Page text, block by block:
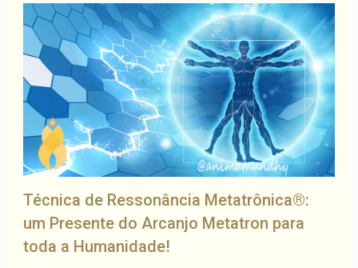
Técnica de Ressonância Metatrônica®:
um Presente do Arcanjo Metatron para
toda a Humanidade!